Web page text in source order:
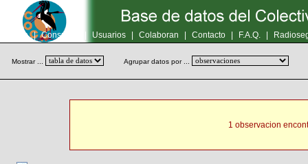
Inicio | Consultas Usuarios Colaboran Contacto F.A.Q.
Mostrar ... Agrupar datos por ...
1 observacion